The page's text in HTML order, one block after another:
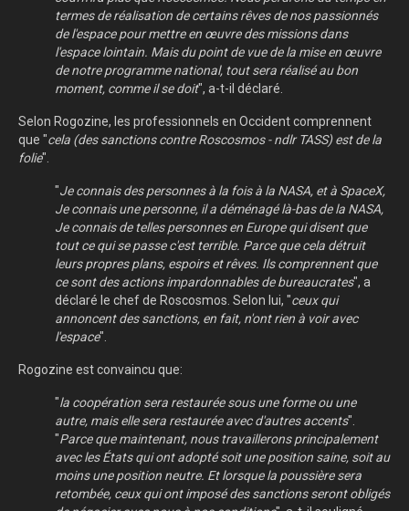
termes de réalisation de certains rêves de nos passionnés
de l'espace pour mettre en œuvre des missions dans
l'espace lointain. Mais du point de vue de la mise en œuvre
de notre programme national, tout sera réalisé au bon
moment, comme il se doit", a-t-il déclaré.
Selon Rogozine, les professionnels en Occident comprennent
que "cela (des sanctions contre Roscosmos - ndlr TASS) est de la
folie".
"Je connais des personnes à la fois à la NASA, et à SpaceX,
Je connais une personne, il a déménagé là-bas de la NASA,
Je connais de telles personnes en Europe qui disent que
tout ce qui se passe c'est terrible. Parce que cela détruit
leurs propres plans, espoirs et rêves. Ils comprennent que
ce sont des actions impardonnables de bureaucrates", a
déclaré le chef de Roscosmos. Selon lui, "ceux qui
annoncent des sanctions, en fait, n'ont rien à voir avec
l'espace".
Rogozine est convaincu que:
"la coopération sera restaurée sous une forme ou une
autre, mais elle sera restaurée avec d'autres accents".
"Parce que maintenant, nous travaillerons principalement
avec les États qui ont adopté soit une position saine, soit au
moins une position neutre. Et lorsque la poussière sera
retombée, ceux qui ont imposé des sanctions seront obligés